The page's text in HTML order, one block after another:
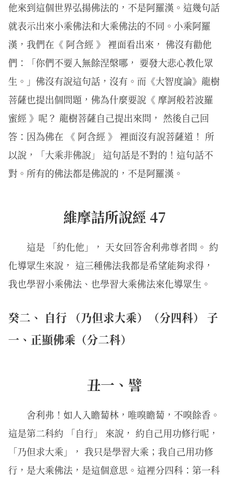
他來到這個世界弘揚佛法的，不是阿羅漢。這幾句話
就表示出來小乘佛法和大乘佛法的不同。小乘阿羅
漢，我們在《 阿含經 》 裡面看出來， 佛沒有勸他
們：「你們不要入無餘涅槃哪， 要發大悲心教化眾
生。」佛沒有說這句話，沒有。而《大智度論》龍樹
菩薩也提出個問題，佛為什麼要說《 摩訶般若波羅
蜜經 》呢？ 龍樹菩薩自己提出來問， 然後自己回
答：因為佛在 《 阿含經 》 裡面沒有說菩薩道！ 所
以說，「大乘非佛說」 這句話是不對的！這句話不
對。所有的佛法都是佛說的，不是阿羅漢。
維摩詰所說經 47
這是 「約化他」， 天女回答舍利弗尊者問。 約
化導眾生來說， 這三種佛法我都是希望能夠求得，
我也學習小乘佛法、也學習大乘佛法來化導眾生。
癸二、 自行 （乃但求大乘）（分四科） 子
一、正顯佛乘（分二科）
丑一、譬
舍利弗！如人入瞻蔔林，唯嗅瞻蔔，不嗅餘香。
這是第二科約 「自行」 來說， 約自己用功修行呢，
「乃但求大乘」， 我只是學習大乘；我自己用功修
行，是大乘佛法，是這個意思。這裡分四科：第一科